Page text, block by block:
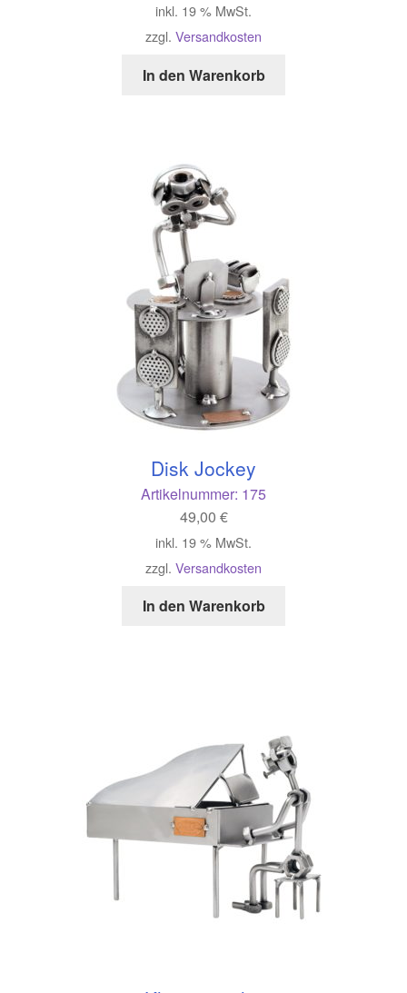
inkl. 19 % MwSt.
zzgl. Versandkosten
In den Warenkorb
Disk Jockey
Artikelnummer: 175
49,00 €
inkl. 19 % MwSt.
zzgl. Versandkosten
In den Warenkorb